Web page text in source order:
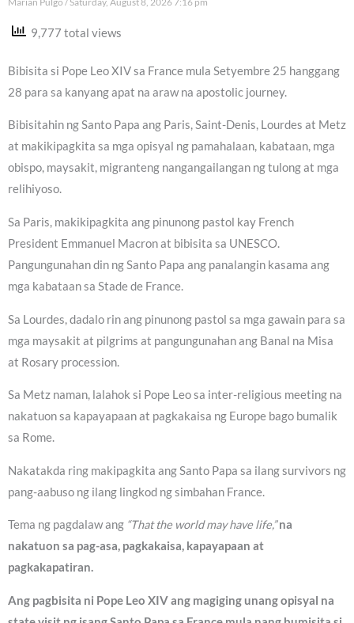
9,777 total views
Bibisita si Pope Leo XIV sa France mula Setyembre 25 hanggang
28 para sa kanyang apat na araw na apostolic journey.
Bibisitahin ng Santo Papa ang Paris, Saint-Denis, Lourdes at Metz
at makikipagkita sa mga opisyal ng pamahalaan, kabataan, mga
obispo, maysakit, migranteng nangangailangan ng tulong at mga
relihiyoso.
Sa Paris, makikipagkita ang pinunong pastol kay French
President Emmanuel Macron at bibisita sa UNESCO.
Pangungunahan din ng Santo Papa ang panalangin kasama ang
mga kabataan sa Stade de France.
Sa Lourdes, dadalo rin ang pinunong pastol sa mga gawain para sa
mga maysakit at pilgrims at pangungunahan ang Banal na Misa
at Rosary procession.
Sa Metz naman, lalahok si Pope Leo sa inter-religious meeting na
nakatuon sa kapayapaan at pagkakaisa ng Europe bago bumalik
sa Rome.
Nakatakda ring makipagkita ang Santo Papa sa ilang survivors ng
pang-aabuso ng ilang lingkod ng simbahan France.
Tema ng pagdalaw ang “That the world may have life,”na
nakatuon sa pag-asa, pagkakaisa, kapayapaan at
pagkakapatiran.
Ang pagbisita ni Pope Leo XIV ang magiging unang opisyal na